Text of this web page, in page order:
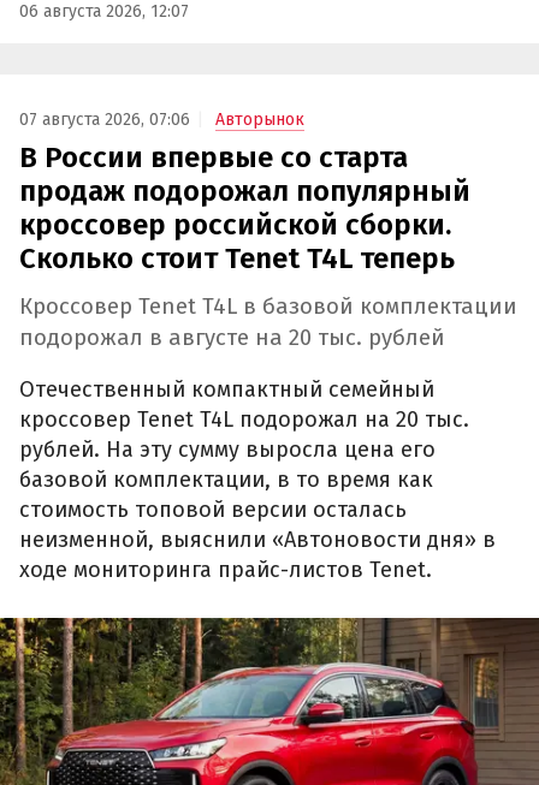
06 августа 2026, 12:07
07 августа 2026, 07:06 Авторынок
В России впервые со старта
продаж подорожал популярный
кроссовер российской сборки.
Сколько стоит Tenet T4L теперь
Кроссовер Tenet T4L в базовой комплектации
подорожал в августе на 20 тыс. рублей
Отечественный компактный семейный
кроссовер Tenet T4L подорожал на 20 тыс.
рублей. На эту сумму выросла цена его
базовой комплектации, в то время как
стоимость топовой версии осталась
неизменной, выяснили «Автоновости дня» в
ходе мониторинга прайс-листов Tenet.